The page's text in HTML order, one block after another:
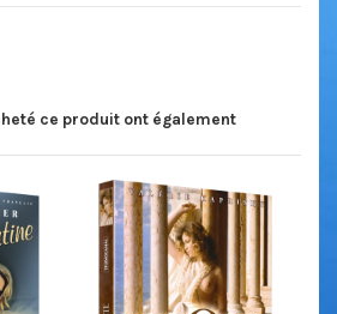
ce produit ont également